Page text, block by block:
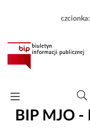
czcionka:
BIP MJO